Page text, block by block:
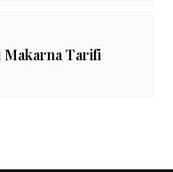
Makarna Tarifi